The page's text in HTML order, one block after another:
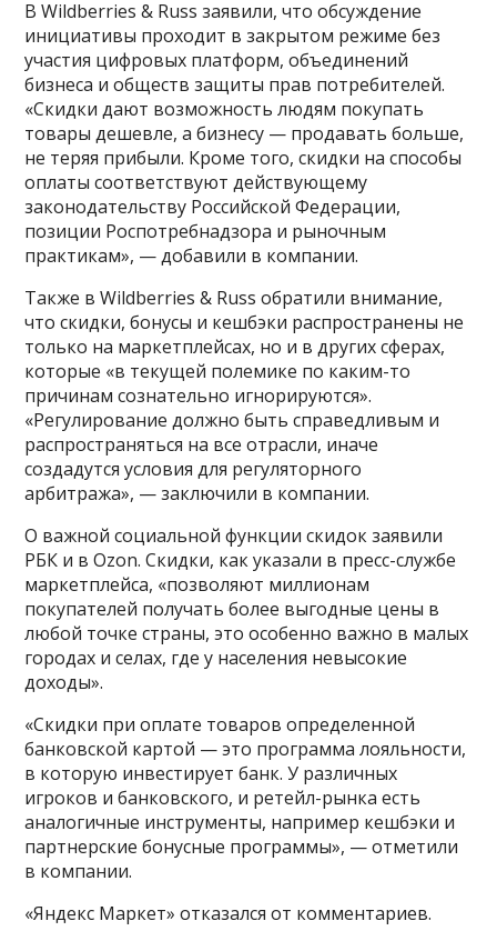
В Wildberries & Russ заявили, что обсуждение
инициативы проходит в закрытом режиме без
участия цифровых платформ, объединений
бизнеса и обществ защиты прав потребителей.
«Скидки дают возможность людям покупать
товары дешевле, а бизнесу — продавать больше,
не теряя прибыли. Кроме того, скидки на способы
оплаты соответствуют действующему
законодательству Российской Федерации,
позиции Роспотребнадзора и рыночным
практикам», — добавили в компании.
Также в Wildberries & Russ обратили внимание,
что скидки, бонусы и кешбэки распространены не
только на маркетплейсах, но и в других сферах,
которые «в текущей полемике по каким-то
причинам сознательно игнорируются».
«Регулирование должно быть справедливым и
распространяться на все отрасли, иначе
создадутся условия для регуляторного
арбитража», — заключили в компании.
О важной социальной функции скидок заявили
РБК и в Ozon. Скидки, как указали в пресс-службе
маркетплейса, «позволяют миллионам
покупателей получать более выгодные цены в
любой точке страны, это особенно важно в малых
городах и селах, где у населения невысокие
доходы».
«Скидки при оплате товаров определенной
банковской картой — это программа лояльности,
в которую инвестирует банк. У различных
игроков и банковского, и ретейл-рынка есть
аналогичные инструменты, например кешбэки и
партнерские бонусные программы», — отметили
в компании.
«Яндекс Маркет» отказался от комментариев.